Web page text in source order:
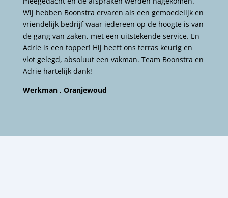
Wij hebben Boonstra ervaren als een gemoedelijk en
vriendelijk bedrijf waar iedereen op de hoogte is van
de gang van zaken, met een uitstekende service. En
Adrie is een topper! Hij heeft ons terras keurig en
vlot gelegd, absoluut een vakman. Team Boonstra en
Adrie hartelijk dank!
Werkman , Oranjewoud